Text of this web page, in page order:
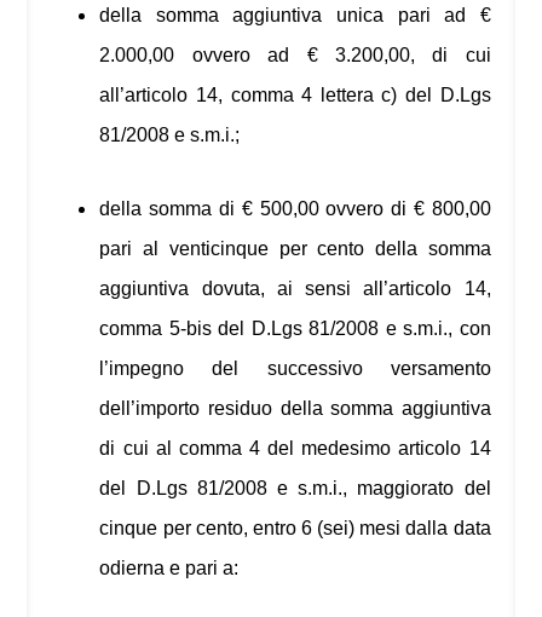
della somma aggiuntiva unica pari ad €
2.000,00 ovvero ad € 3.200,00, di cui
all’articolo 14, comma 4 lettera c) del D.Lgs
81/2008 e s.m.i.;
della somma di € 500,00 ovvero di € 800,00
pari al venticinque per cento della somma
aggiuntiva dovuta, ai sensi all’articolo 14,
comma 5-bis del D.Lgs 81/2008 e s.m.i., con
l’impegno del successivo versamento
dell’importo residuo della somma aggiuntiva
di cui al comma 4 del medesimo articolo 14
del D.Lgs 81/2008 e s.m.i., maggiorato del
cinque per cento, entro 6 (sei) mesi dalla data
odierna e pari a: